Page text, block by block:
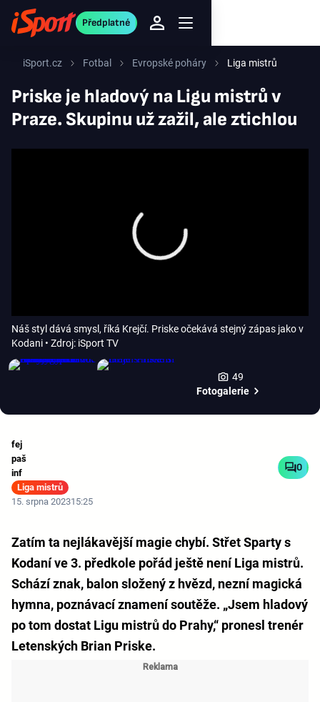
Předplatné
iSport.cz Fotbal Evropské poháry Liga mistrů
Priske je hladový na Ligu mistrů v
Praze. Skupinu už zažil, ale ztichlou
Náš styl dává smysl, říká Krejčí. Priske očekává stejný zápas jako v
Kodani • Zdroj: iSport TV
49
Fotogalerie
fej
paš
inf
Liga mistrů
15. srpna 202315:25
0
Zatím ta nejlákavější magie chybí. Střet Sparty s
Kodaní ve 3. předkole pořád ještě není Liga mistrů.
Schází znak, balon složený z hvězd, nezní magická
hymna, poznávací znamení soutěže. „Jsem hladový
po tom dostat Ligu mistrů do Prahy,“ pronesl trenér
Letenských Brian Priske.